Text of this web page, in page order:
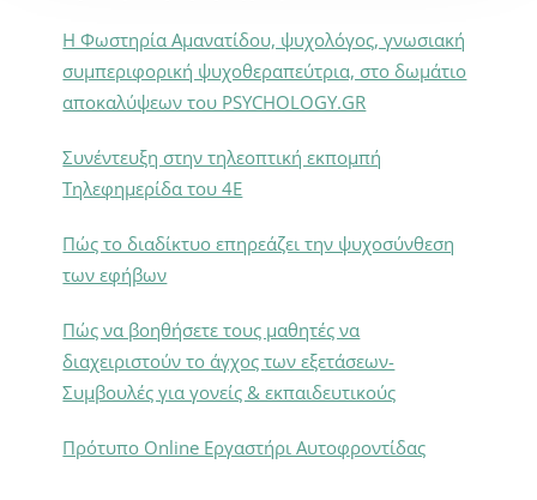
Η Φωστηρία Αμανατίδου, ψυχολόγος, γνωσιακή
συμπεριφορική ψυχοθεραπεύτρια, στο δωμάτιο
αποκαλύψεων του PSYCHOLOGY.GR
Συνέντευξη στην τηλεοπτική εκπομπή
Τηλεφημερίδα του 4Ε
Πώς το διαδίκτυο επηρεάζει την ψυχοσύνθεση
των εφήβων
Πώς να βοηθήσετε τους μαθητές να
διαχειριστούν το άγχος των εξετάσεων-
Συμβουλές για γονείς & εκπαιδευτικούς
Πρότυπο Online Εργαστήρι Αυτοφροντίδας